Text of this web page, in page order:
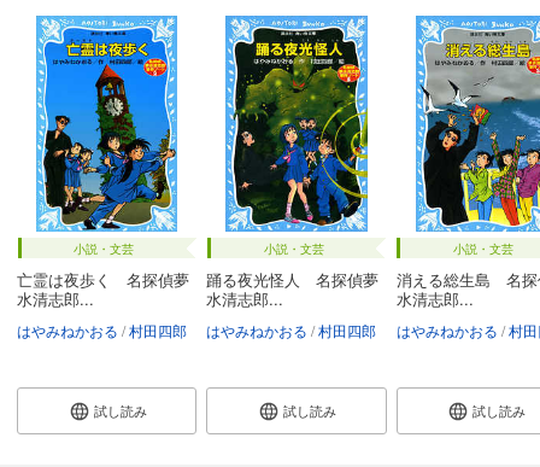
小説・文芸
亡霊は夜歩く 名探偵夢
水清志郎...
はやみねかおる 村田四郎
試し読み
小説・文芸
踊る夜光怪人 名探偵夢
水清志郎...
はやみねかおる 村田四郎
試し読み
小説・文芸
消える総生島 名探
水清志郎...
はやみねかおる 村
試し読み